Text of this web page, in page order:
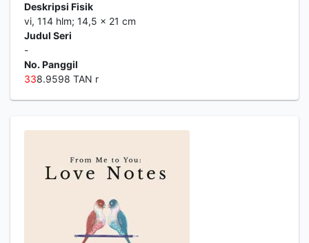
Deskripsi Fisik
vi, 114 hlm; 14,5 x 21 cm
Judul Seri
-
No. Panggil
338.9598 TAN r